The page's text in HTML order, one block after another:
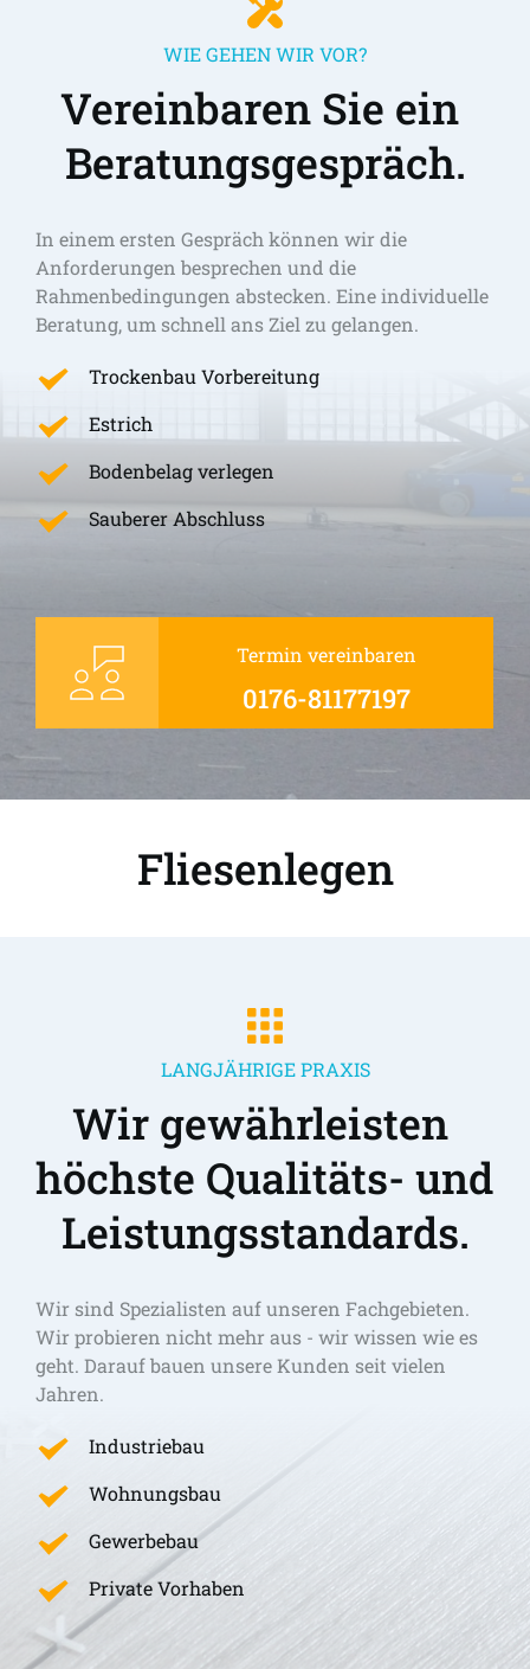
WIE GEHEN WIR VOR?
Vereinbaren Sie ein
Beratungsgespräch.
In einem ersten Gespräch können wir die
Anforderungen besprechen und die
Rahmenbedingungen abstecken. Eine individuelle
Beratung, um schnell ans Ziel zu gelangen.
Trockenbau Vorbereitung
Estrich
Bodenbelag verlegen
Sauberer Abschluss
Termin vereinbaren
0176-81177197
Fliesenlegen
LANGJÄHRIGE PRAXIS
Wir gewährleisten
höchste Qualitäts- und
Leistungsstandards.
Wir sind Spezialisten auf unseren Fachgebieten.
Wir probieren nicht mehr aus - wir wissen wie es
geht. Darauf bauen unsere Kunden seit vielen
Jahren.
Industriebau
Wohnungsbau
Gewerbebau
Private Vorhaben